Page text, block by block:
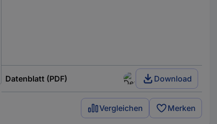
Datenblatt (PDF) Download
Vergleichen Merken